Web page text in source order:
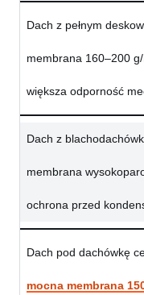
Dach z pełnym
membrana 160–200 g/
większa odporność
Dach z
membrana
ochrona przed
Dach pod dachówkę
mocna membrana